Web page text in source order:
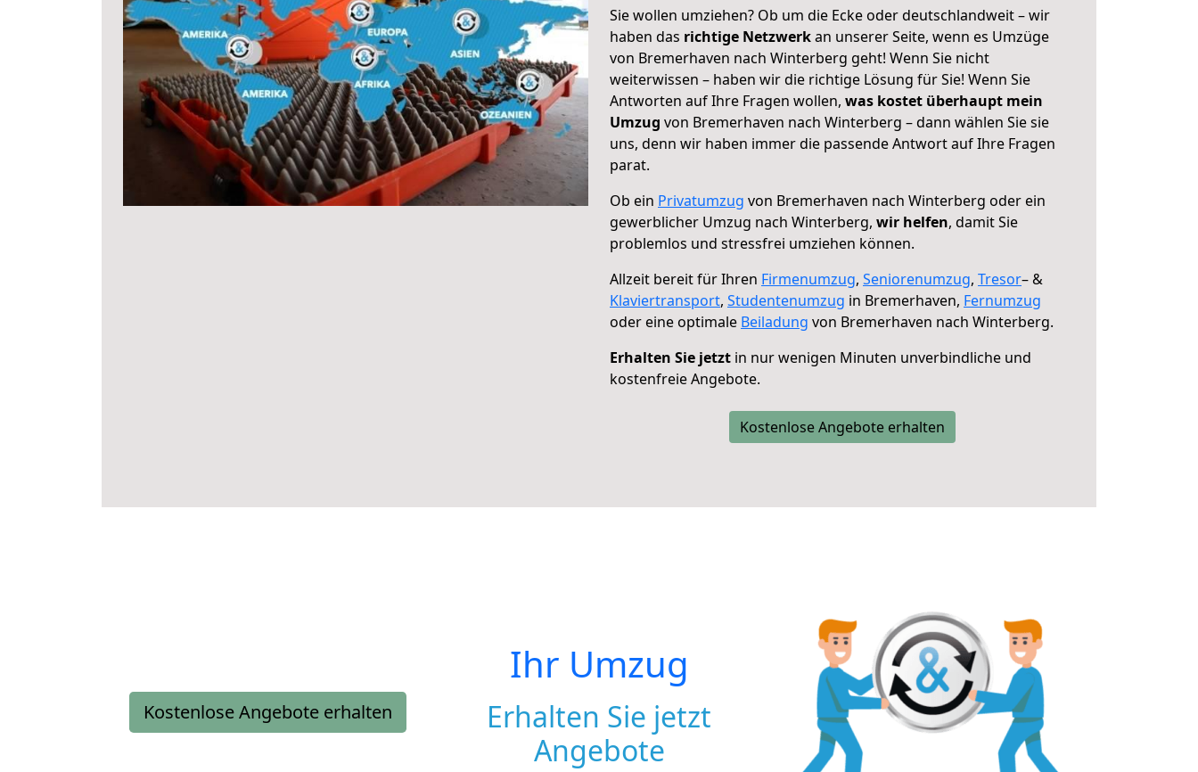
Sie wollen umziehen? Ob um die Ecke oder deutschlandweit – wir
haben das richtige Netzwerkan unserer Seite, wenn es Umzüge
von Bremerhaven nach Winterberg geht! Wenn Sie nicht
weiterwissen – haben wir die richtige Lösung für Sie! Wenn Sie
Antworten auf Ihre Fragen wollen, was kostet überhaupt mein
Umzug von Bremerhaven nach Winterberg – dann wählen Sie sie
uns, denn wir haben immer die passende Antwort auf Ihre Fragen
parat.
Ob ein Privatumzug von Bremerhaven nach Winterberg oder ein
gewerblicher Umzug nach Winterberg, wir helfen, damit Sie
problemlos und stressfrei umziehen können.
Allzeit bereit für Ihren Firmenumzug, Seniorenumzug, Tresor– &
Klaviertransport, Studentenumzug in Bremerhaven, Fernumzug
oder eine optimale Beiladung von Bremerhaven nach Winterberg.
Erhalten Sie jetzt in nur wenigen Minuten unverbindliche und
kostenfreie Angebote.
Kostenlose Angebote erhalten
Kostenlose Angebote erhalten
Ihr Umzug
Erhalten Sie jetzt
Angebote